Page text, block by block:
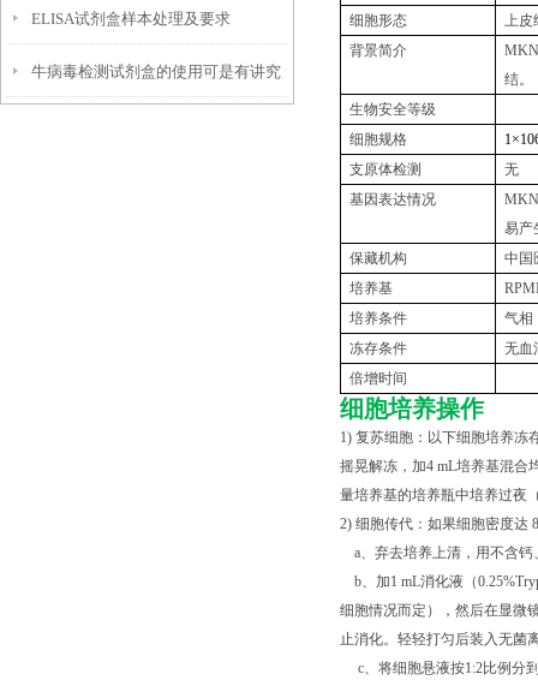
ELISA实验操作？
ELISA试剂盒样本处理及要求
牛病毒检测试剂盒的使用可是有讲究
细胞形态
上皮
背景简介
结。
生物安全等级
细胞规格
1×
支原体检测
无
基因表达情况
易产
保藏机构
中国
培养基
培养条件
气相
冻存条件
无血
倍增时间
细胞培养操作
1) 复苏细胞：以下细胞培养冻
摇晃解冻，加4 mL培养基混合
量培养基的培养瓶中培养过夜
2) 细胞传代：如果细胞密度达
a、弃去培养上清，用不含
b、加1 mL消化液（
细胞情况而定），然后在显微
止消化。轻轻打匀后装入无
c、将细胞悬液按1:2比例分